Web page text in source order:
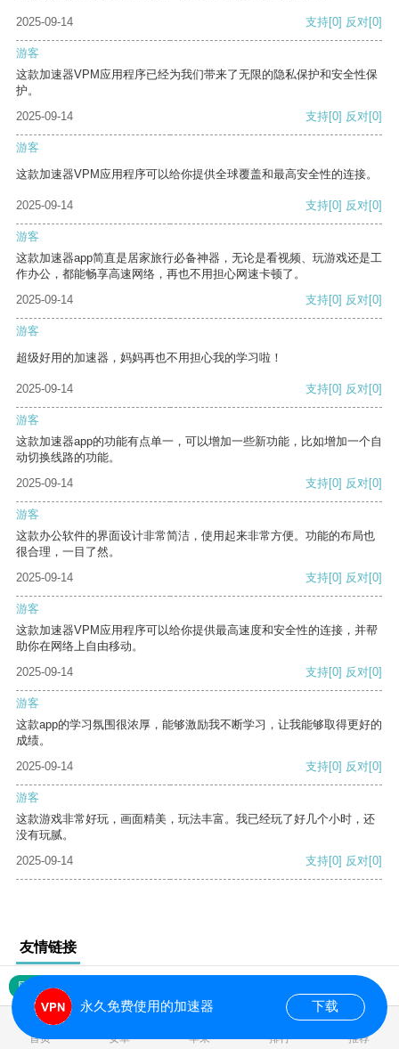
2025-09-14 支持[0] 反对[0]
游客
这款加速器VPM应用程序已经为我们带来了无限的隐私保护和安全性保
护。
2025-09-14
支持[0] 反对[0]
游客
这款加速器VPM应用程序可以给你提供全球覆盖和最高安全性的连接。
2025-09-14 支持[0] 反对[0]
游客
这款加速器app简直是居家旅行必备神器，无论是看视频、玩游戏还是工
作办公，都能畅享高速网络，再也不用担心网速卡顿了。
2025-09-14
支持[0] 反对[0]
游客
超级好用的加速器，妈妈再也不用担心我的学习啦！
2025-09-14 支持[0] 反对[0]
游客
这款加速器app的功能有点单一，可以增加一些新功能，比如增加一个自
动切换线路的功能。
2025-09-14
支持[0] 反对[0]
游客
这款办公软件的界面设计非常简洁，使用起来非常方便。功能的布局也
很合理，一目了然。
2025-09-14
支持[0] 反对[0]
游客
这款加速器VPM应用程序可以给你提供最高速度和安全性的连接，并帮
助你在网络上自由移动。
2025-09-14
支持[0] 反对[0]
游客
这款app的学习氛围很浓厚，能够激励我不断学习，让我能够取得更好的
成绩。
2025-09-14
支持[0] 反对[0]
游客
这款游戏非常好玩，画面精美，玩法丰富。我已经玩了好几个小时，还
没有玩腻。
2025-09-14
支持[0] 反对[0]
友情链接
网站地图
首页 安卓 苹果 排行 推荐
永久免费使用的加速器 下载
0.018926s